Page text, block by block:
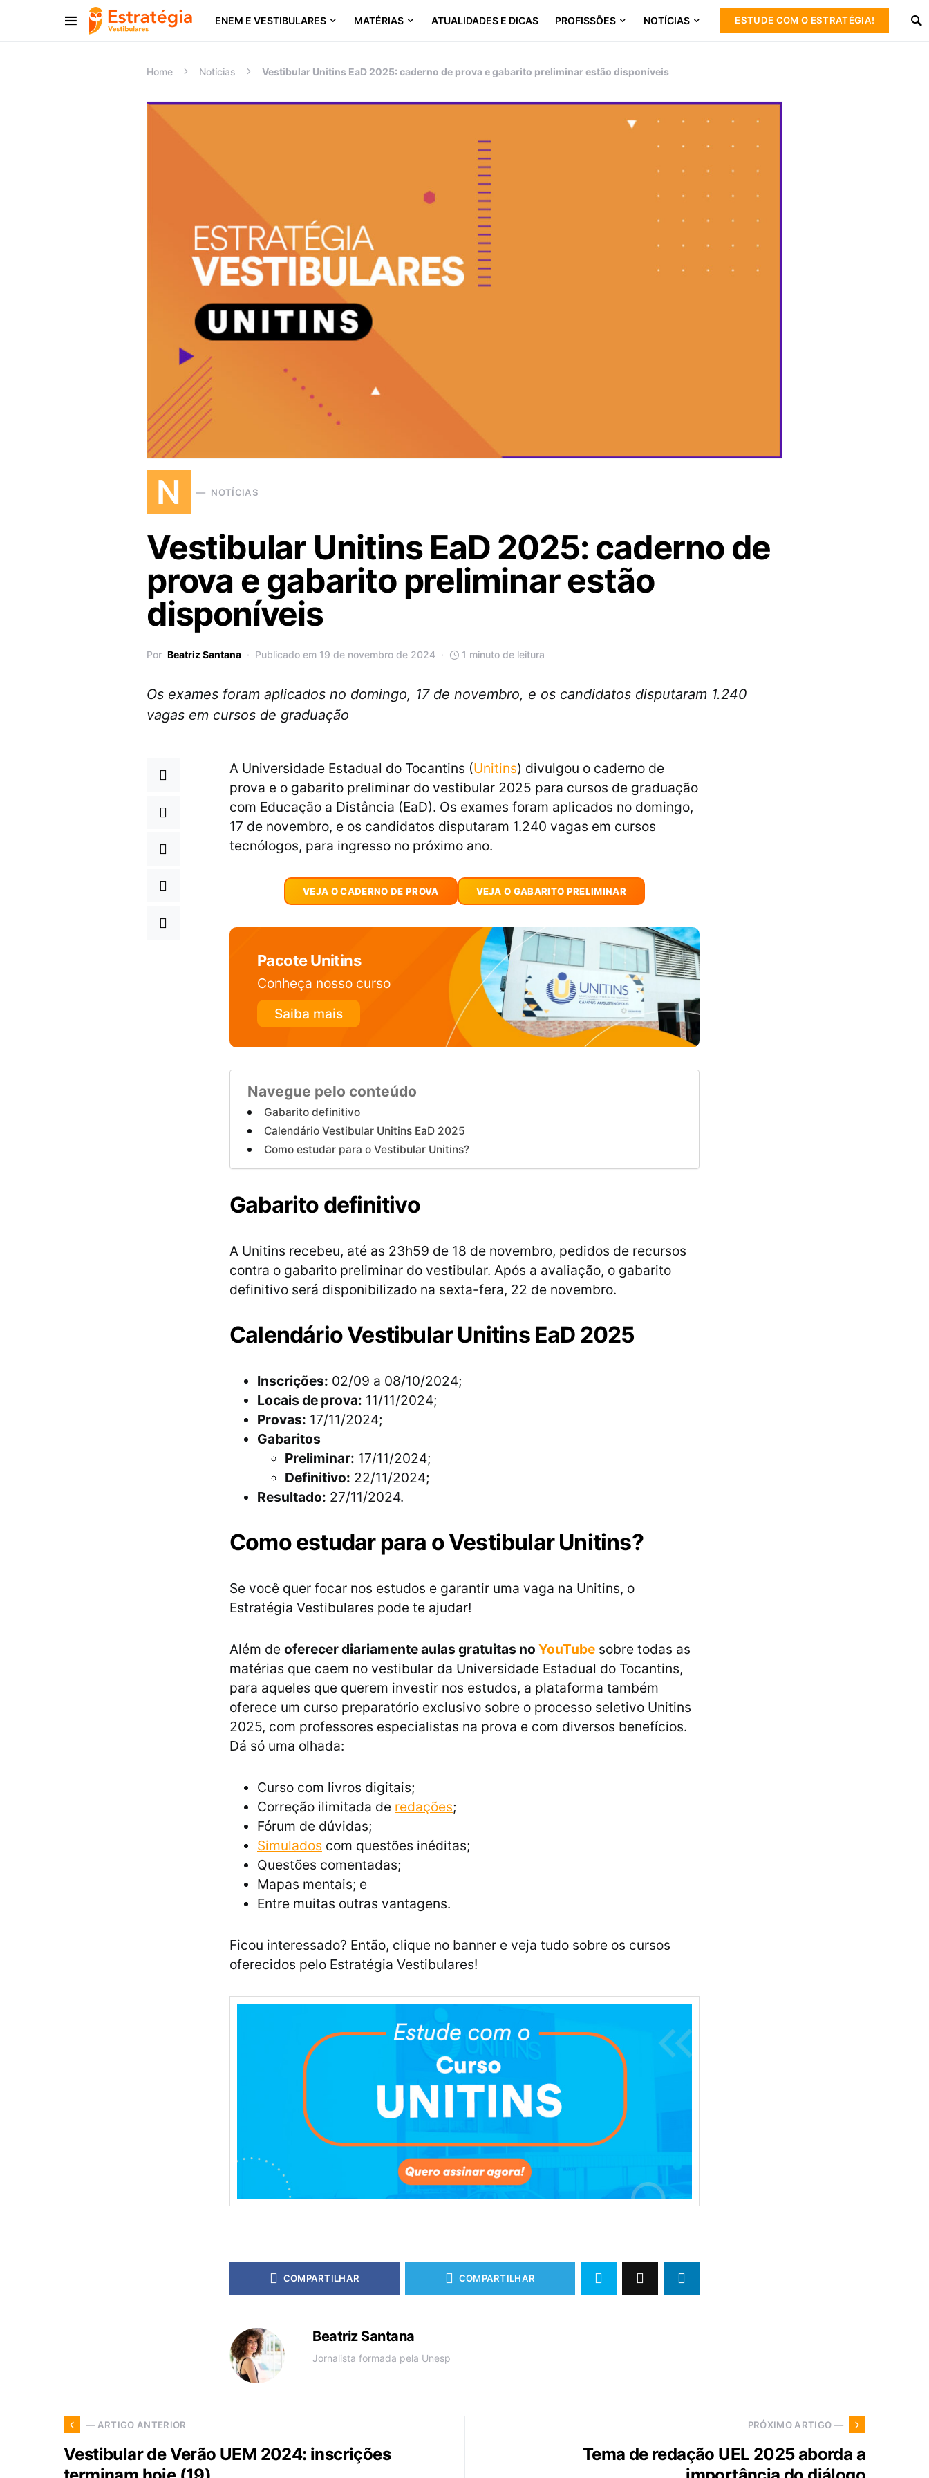
ENEM E VESTIBULARES MATÉRIAS ATUALIDADES E DICAS PROFISSÕES NOTÍCIAS ESTUDE COM O ESTRATÉGIA!
Procurar:
Home Notícias Vestibular Unitins EaD 2025: caderno de prova e gabarito preliminar estão disponíveis
N NOTÍCIAS
Vestibular Unitins EaD 2025: caderno de
prova e gabarito preliminar estão
disponíveis
Por Beatriz Santana Publicado em 19 de novembro de 2024 1 minuto de leitura
Os exames foram aplicados no domingo, 17 de novembro, e os candidatos disputaram 1.240
vagas em cursos de graduação
A Universidade Estadual do Tocantins (Unitins) divulgou o caderno de
prova e o gabarito preliminar do vestibular 2025 para cursos de graduação
com Educação a Distância (EaD). Os exames foram aplicados no domingo,
17 de novembro, e os candidatos disputaram 1.240 vagas em cursos
tecnólogos, para ingresso no próximo ano.
VEJA O CADERNO DE PROVA VEJA O GABARITO PRELIMINAR
Pacote Unitins
Conheça nosso curso
Saiba mais
Navegue pelo conteúdo
Gabarito definitivo
Calendário Vestibular Unitins EaD 2025
Como estudar para o Vestibular Unitins?
Gabarito definitivo
A Unitins recebeu, até as 23h59 de 18 de novembro, pedidos de recursos
contra o gabarito preliminar do vestibular. Após a avaliação, o gabarito
definitivo será disponibilizado na sexta-fera, 22 de novembro.
Calendário Vestibular Unitins EaD 2025
Inscrições: 02/09 a 08/10/2024;
Locais de prova: 11/11/2024;
Provas: 17/11/2024;
Gabaritos
Preliminar: 17/11/2024;
Definitivo: 22/11/2024;
Resultado: 27/11/2024.
Como estudar para o Vestibular Unitins?
Se você quer focar nos estudos e garantir uma vaga na Unitins, o
Estratégia Vestibulares pode te ajudar!
Além de oferecer diariamente aulas gratuitas no YouTube sobre todas as
matérias que caem no vestibular da Universidade Estadual do Tocantins,
para aqueles que querem investir nos estudos, a plataforma também
oferece um curso preparatório exclusivo sobre o processo seletivo Unitins
2025, com professores especialistas na prova e com diversos benefícios.
Dá só uma olhada:
Curso com livros digitais;
Correção ilimitada de redações;
Fórum de dúvidas;
Simulados com questões inéditas;
Questões comentadas;
Mapas mentais; e
Entre muitas outras vantagens.
Ficou interessado? Então, clique no banner e veja tudo sobre os cursos
oferecidos pelo Estratégia Vestibulares!
COMPARTILHAR COMPARTILHAR
Beatriz Santana
Jornalista formada pela Unesp
— ARTIGO ANTERIOR
Vestibular de Verão UEM 2024: inscrições
PRÓXIMO ARTIGO —
Tema de redação UEL 2025 aborda a